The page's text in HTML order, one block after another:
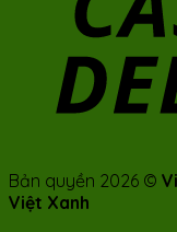
Bản quyền 2026 ©
Việt Xanh